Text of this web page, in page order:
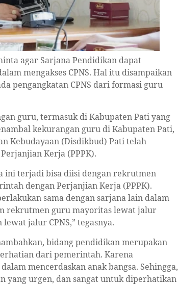
agar Sarjana Pendidikan dapat
mengakses CPNS. Hal itu disampaikan
pengangkatan CPNS dari formasi guru
guru, termasuk di Kabupaten Pati yang
kekurangan guru di Kabupaten Pati,
Kebudayaan (Disdikbud) Pati telah
Kerja (PPPK).
ini terjadi bisa diisi dengan rekrutmen
dengan Perjanjian Kerja (PPPK).
sama dengan sarjana lain dalam
rekrutmen guru mayoritas lewat jalur
jalur CPNS,” tegasnya.
bidang pendidikan merupakan
dari pemerintah. Karena
mencerdaskan anak bangsa. Sehingga,
yang urgen, dan sangat untuk diperhatikan